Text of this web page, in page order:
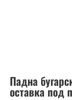
Падна
оставка под